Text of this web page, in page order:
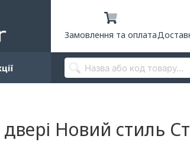
Замовлення та оплата
Новий стиль